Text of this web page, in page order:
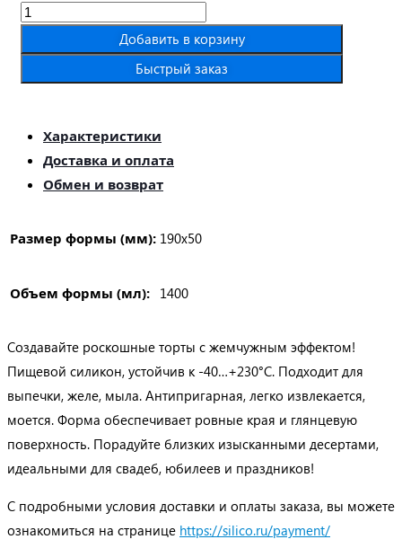
Количество
Силиконовая
форма
торт»
Добавить в корзину
Быстрый заказ
Характеристики
Доставка и оплата
Обмен и возврат
Размер формы (мм): 190х50
Объем формы (мл): 1400
Создавайте роскошные торты с жемчужным эффектом!
Пищевой силикон, устойчив к -40…+230°C. Подходит для
выпечки, желе, мыла. Антипригарная, легко извлекается,
моется. Форма обеспечивает ровные края и глянцевую
поверхность. Порадуйте близких изысканными десертами,
идеальными для свадеб, юбилеев и праздников!
С подробными условия доставки и оплаты заказа, вы можете
ознакомиться на странице https://silico.ru/payment/